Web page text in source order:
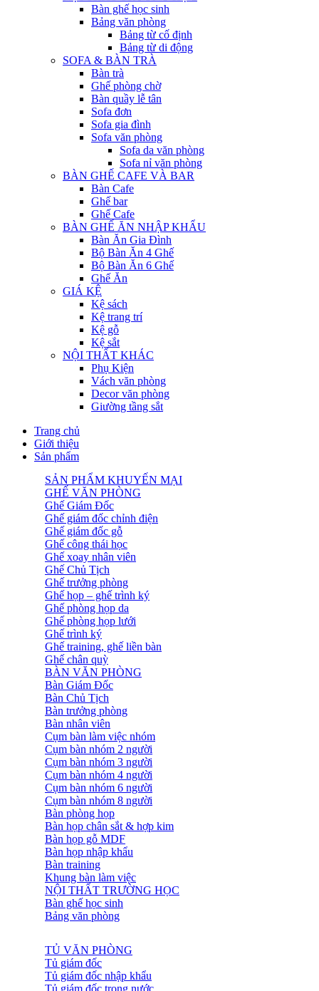
Bàn ghế học sinh
Bảng văn phòng
Bảng từ cố định
Bảng từ di động
SOFA & BÀN TRÀ
Bàn trà
Ghế phòng chờ
Bàn quầy lễ tân
Sofa đơn
Sofa gia đình
Sofa văn phòng
Sofa da văn phòng
Sofa nỉ văn phòng
BÀN GHẾ CAFE VÀ BAR
Bàn Cafe
Ghế bar
Ghế Cafe
BÀN GHẾ ĂN NHẬP KHẨU
Bàn Ăn Gia Đình
Bộ Bàn Ăn 4 Ghế
Bộ Bàn Ăn 6 Ghế
Ghế Ăn
GIÁ KỆ
Kệ sách
Kệ trang trí
Kệ gỗ
Kệ sắt
NỘI THẤT KHÁC
Phụ Kiện
Vách văn phòng
Decor văn phòng
Giường tầng sắt
Trang chủ
Giới thiệu
Sản phẩm
SẢN PHẨM KHUYẾN MẠI
GHẾ VĂN PHÒNG
Ghế Giám Đốc
Ghế giám đốc chỉnh điện
Ghế giám đốc gỗ
Ghế công thái học
Ghế xoay nhân viên
Ghế Chủ Tịch
Ghế trưởng phòng
Ghế họp – ghế trình ký
Ghế phòng họp da
Ghế phòng họp lưới
Ghế trình ký
Ghế training, ghế liền bàn
Ghế chân quỳ
BÀN VĂN PHÒNG
Bàn Giám Đốc
Bàn Chủ Tịch
Bàn trưởng phòng
Bàn nhân viên
Cụm bàn làm việc nhóm
Cụm bàn nhóm 2 người
Cụm bàn nhóm 3 người
Cụm bàn nhóm 4 người
Cụm bàn nhóm 6 người
Cụm bàn nhóm 8 người
Bàn phòng họp
Bàn họp chân sắt & hợp kim
Bàn họp gỗ MDF
Bàn họp nhập khẩu
Bàn training
Khung bàn làm việc
NỘI THẤT TRƯỜNG HỌC
Bàn ghế học sinh
Bảng văn phòng
TỦ VĂN PHÒNG
Tủ giám đốc
Tủ giám đốc nhập khẩu
Tủ giám đốc trong nước